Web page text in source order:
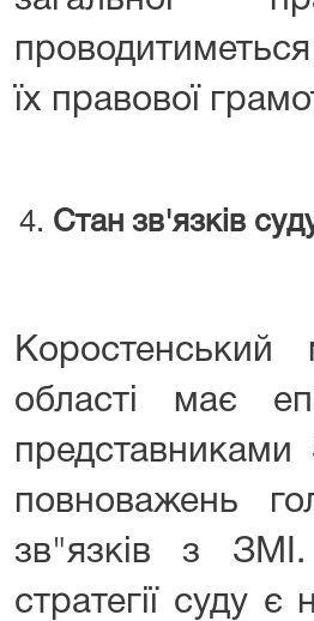
їх правової
Стан зв'язків
Коростенський
області має
повноважень
зв"язків з
стратегії суду